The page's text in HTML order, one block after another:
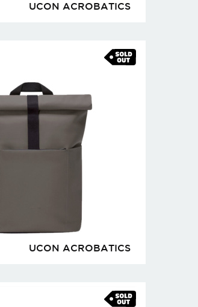
UCON ACROBATICS
UCON ACROBATICS